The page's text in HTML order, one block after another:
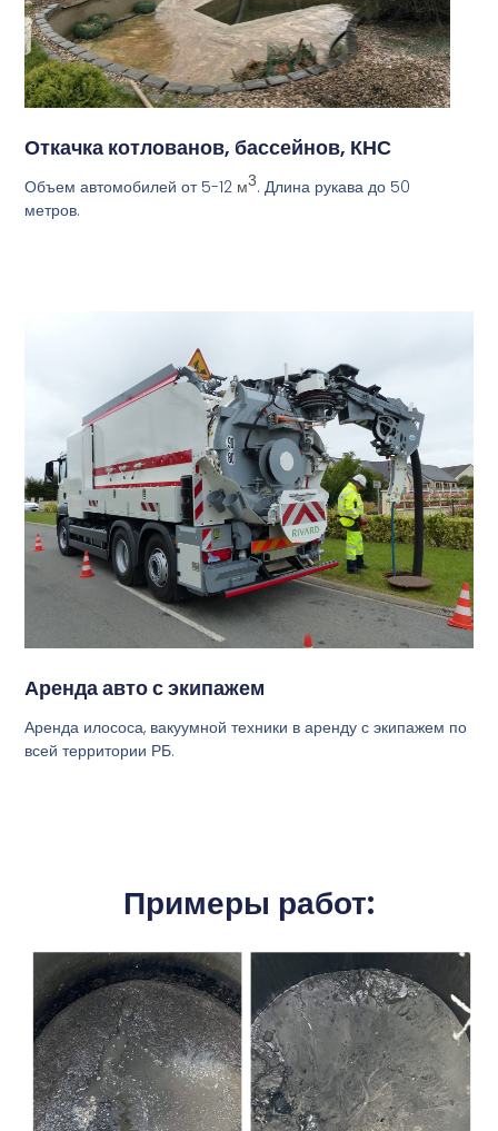
Откачка котлованов, бассейнов, КНС
Объем автомобилей от 5-12 м3. Длина рукава до 50
метров.
Аренда авто с экипажем
Аренда илососа, вакуумной техники в аренду с экипажем по
всей территории РБ.
Примеры работ: